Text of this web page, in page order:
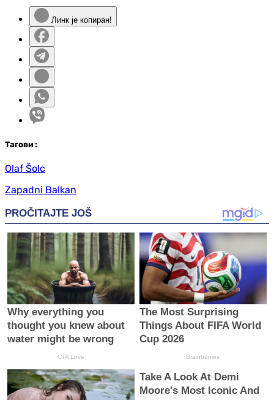
Линк је копиран!
Тагови :
Olaf Šolc
Zapadni Balkan